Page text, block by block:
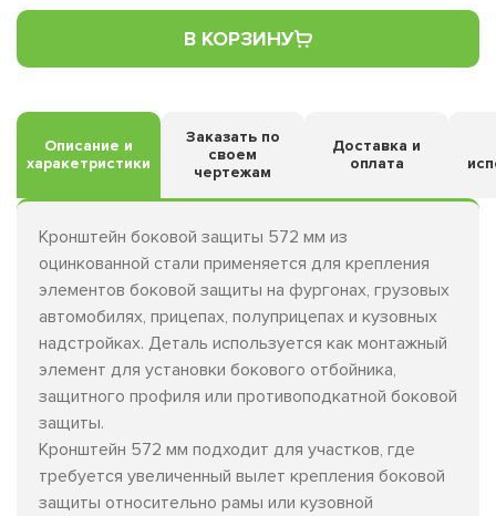
В КОРЗИНУ
Описание и
харакетристики
Заказать по
своем
чертежам
Доставка и
оплата
Кронштейн боковой защиты 572 мм из
оцинкованной стали применяется для крепления
элементов боковой защиты на фургонах, грузовых
автомобилях, прицепах, полуприцепах и кузовных
надстройках. Деталь используется как монтажный
элемент для установки бокового отбойника,
защитного профиля или противоподкатной боковой
защиты.
Кронштейн 572 мм подходит для участков, где
требуется увеличенный вылет крепления боковой
защиты относительно рамы или кузовной